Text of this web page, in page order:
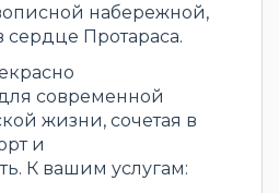
набережной,
Протараса.
современной
жизни, сочетая в
и
К вашим услугам: